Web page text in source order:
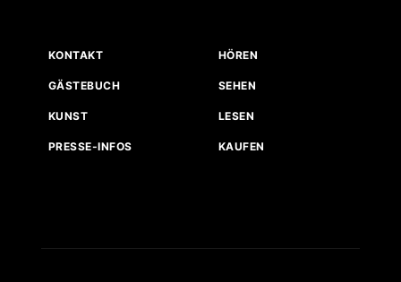
KONTAKT
GÄSTEBUCH
KUNST
PRESSE-INFOS
HÖREN
SEHEN
LESEN
KAUFEN